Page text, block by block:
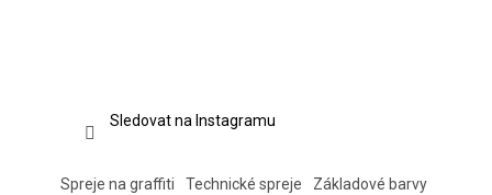
Sledovat na Instagramu
Spreje na graffiti Technické spreje
Základové barvy